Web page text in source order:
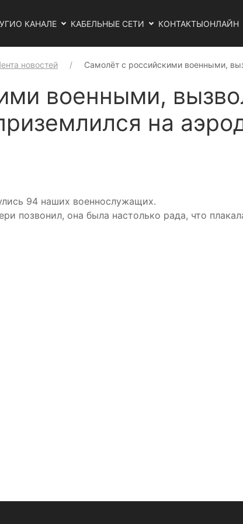
О КАНАЛЕ КАБЕЛЬНЫЕ СЕТИ КОНТАКТЫОНЛАЙН
новостей Самолёт с российскими военными,
военными,
на
94 наших военнослужащих.
позвонил, она была настолько рада, что